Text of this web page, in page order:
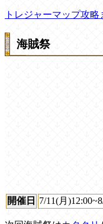
トレジャーマップ攻略
海賊祭
開催日 7/11(月